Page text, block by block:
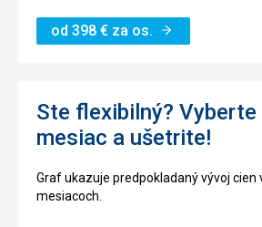
od 398 € za os.
Ste flexibilný?
mesiac a ušetrite!
Graf ukazuje predpokladaný vývoj cien
mesiacoch.